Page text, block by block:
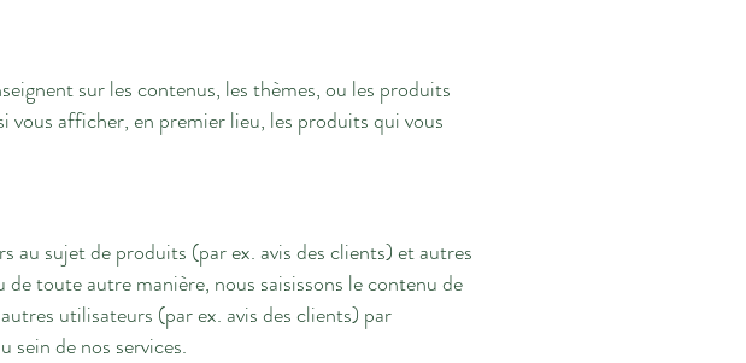
sur les contenus, les thèmes, ou les produits
vous afficher, en premier lieu, les produits qui vous
au sujet de produits (par ex. avis des clients) et autres
toute autre manière, nous saisissons le contenu de
utilisateurs (par ex. avis des clients) par
de nos services.